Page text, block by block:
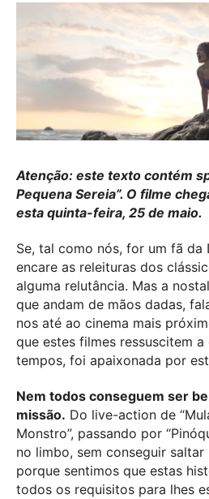
Atenção: este texto contém
Pequena Sereia”. O filme
esta quinta-feira, 25 de maio.
Se, tal como nós, for um fã da
encare as releituras dos
alguma relutância. Mas a
que andam de mãos dadas,
nos até ao cinema mais
que estes filmes ressuscitem a
tempos, foi apaixonada por
Nem todos conseguem ser
missão. Do live-action de
Monstro”, passando por
no limbo, sem conseguir
porque sentimos que estas
todos os requisitos para lhes